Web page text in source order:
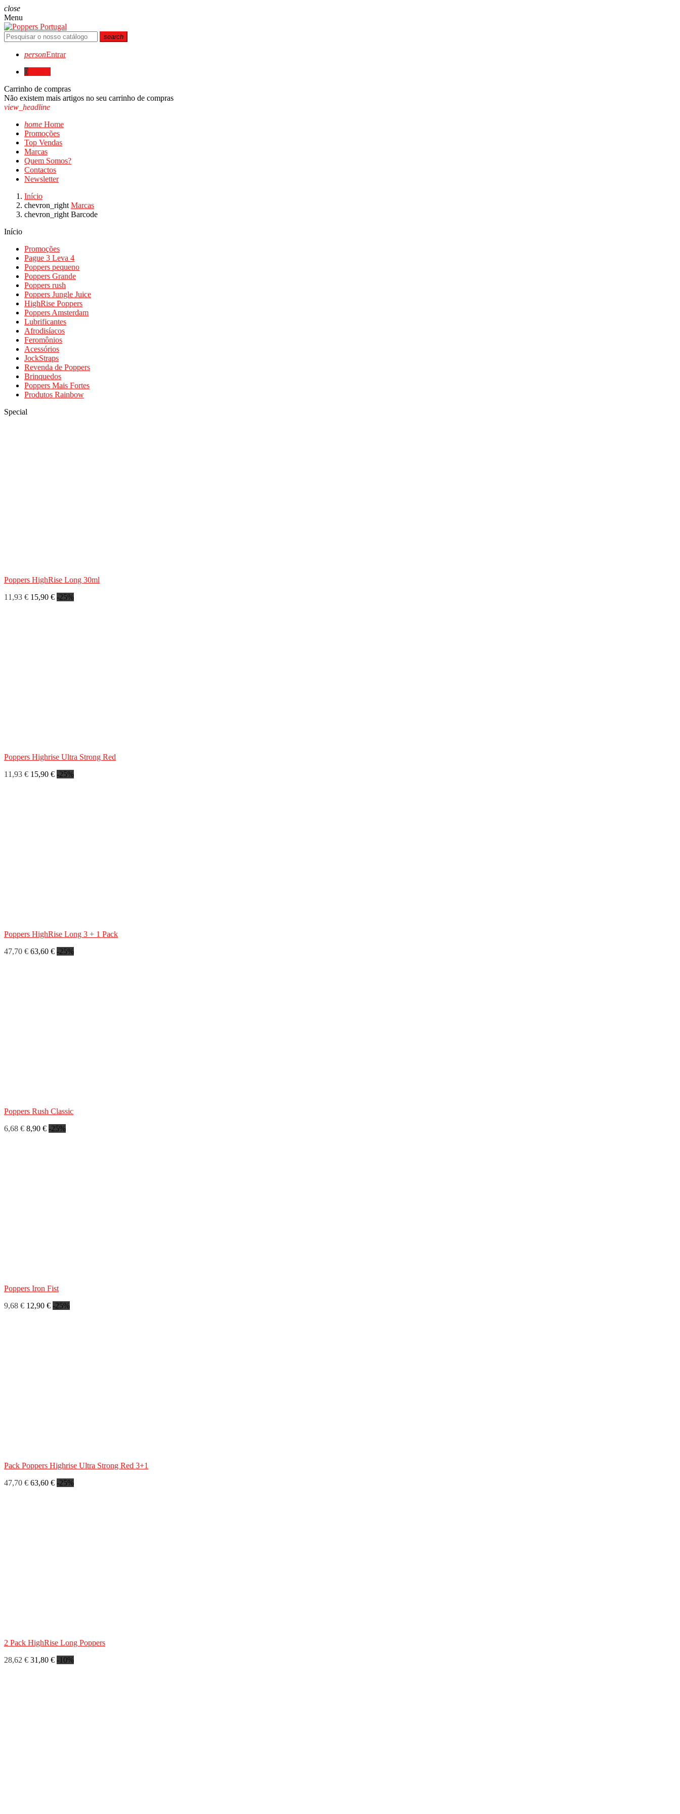
close
Menu
search
personEntrar
0
Carrinho de compras
Não existem mais artigos no seu carrinho de compras
view_headline
home Home
Promoções
Top Vendas
Marcas
Quem Somos?
Contactos
Newsletter
Início
chevron_right Marcas
chevron_right Barcode
Início
Promoções
Pague 3 Leva 4
Poppers pequeno
Poppers Grande
Poppers rush
Poppers Jungle Juice
HighRise Poppers
Poppers Amsterdam
Lubrificantes
Afrodisíacos
Feromônios
Acessórios
JockStraps
Revenda de Poppers
Brinquedos
Poppers Mais Fortes
Produtos Rainbow
Special
Poppers HighRise Long 30ml
11,93 € 15,90 € -25%
Poppers Highrise Ultra Strong Red
11,93 € 15,90 € -25%
Poppers HighRise Long 3 + 1 Pack
47,70 € 63,60 € -25%
Poppers Rush Classic
6,68 € 8,90 € -25%
Poppers Iron Fist
9,68 € 12,90 € -25%
Pack Poppers Highrise Ultra Strong Red 3+1
47,70 € 63,60 € -25%
2 Pack HighRise Long Poppers
28,62 € 31,80 € -10%